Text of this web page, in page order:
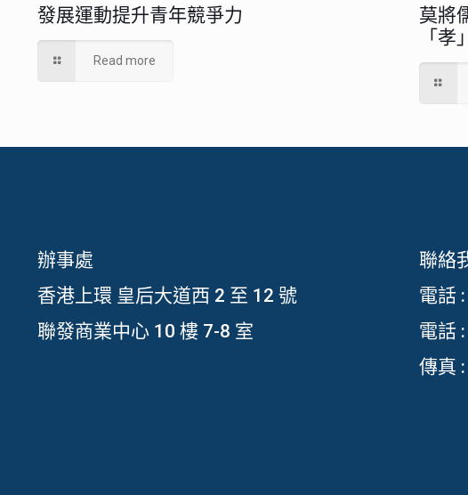
發展運動提升青年競爭力
Read more
莫將
「孝
辦事處
香港上環 皇后大道西 2 至 12 號
聯發商業中心 10 樓 7-8 室
聯絡
電話 :
電話 :
傳真